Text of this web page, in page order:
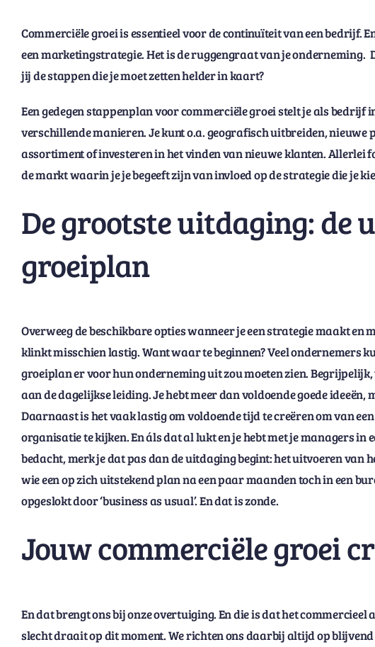
Commerciële groei is essentieel voor de continuïteit van een bedrijf.
een marketingstrategie. Het is de ruggengraat van je onderneming.
jij de stappen die je moet zetten helder in kaart?
Een gedegen stappenplan voor commerciële groei stelt je als bedrijf
verschillende manieren. Je kunt o.a. geografisch uitbreiden, nieuwe
assortiment of investeren in het vinden van nieuwe klanten. Allerlei
de markt waarin je je begeeft zijn van invloed op de strategie die je
De grootste uitdaging: de
groeiplan
Overweeg de beschikbare opties wanneer je een strategie maakt en
klinkt misschien lastig. Want waar te beginnen? Veel ondernemers
groeiplan er voor hun onderneming uit zou moeten zien.
aan de dagelijkse leiding. Je hebt meer dan voldoende goede
Daarnaast is het vaak lastig om voldoende tijd te creëren om van
organisatie te kijken. En áls dat al lukt en je hebt met je managers in
bedacht, merk je dat pas dan de uitdaging begint: het uitvoeren van
wie een op zich uitstekend plan na een paar maanden toch in een
opgeslokt door ‘business as usual’. En dat is zonde.
Jouw commerciële groei
En dat brengt ons bij onze overtuiging. En die is dat het
slecht draait op dit moment. We richten ons daarbij altijd op